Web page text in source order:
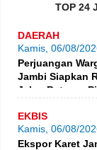
TOP 24
DAERAH
Kamis, 06/08/
Perjuangan
Jambi Siapkan
Jalan
EKBIS
Kamis, 06/08/
Ekspor Karet